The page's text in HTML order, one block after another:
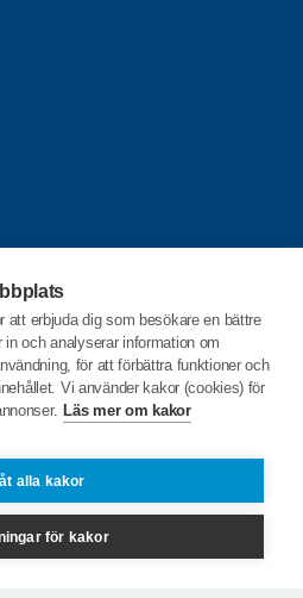
att erbjuda dig som besökare en bättre
och analyserar information om
för att förbättra funktioner och
Vi använder kakor (cookies) för
Läs mer om kakor
alla kakor
för kakor